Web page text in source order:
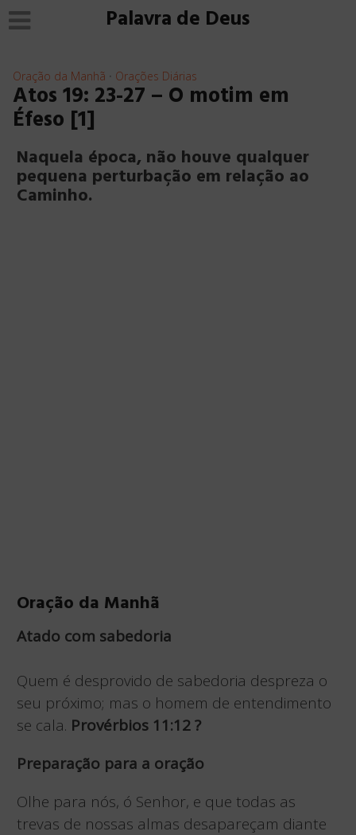
Palavra de Deus
Oração da Manhã • Orações Diárias
Atos 19: 23-27 – O motim em
Éfeso [1]
Naquela época, não houve qualquer
pequena perturbação em relação ao
Caminho.
Oração da Manhã
Atado com sabedoria
Quem é desprovido de sabedoria despreza o
seu próximo; mas o homem de entendimento
se cala. Provérbios 11:12 ?
Preparação para a oração
Olhe para nós, ó Senhor, e que todas as
trevas de nossas almas desapareçam diante